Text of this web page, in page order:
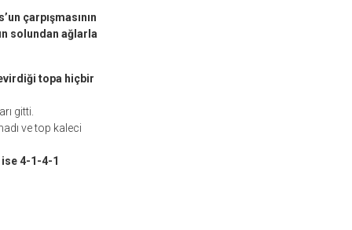
çarpışmasının
solundan ağlarla
topa hiçbir
gitti.
ve top kaleci
4-1-4-1